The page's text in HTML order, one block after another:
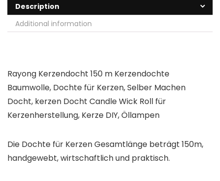
Description
Additional information
Rayong Kerzendocht 150 m Kerzendochte
Baumwolle, Dochte für Kerzen, Selber Machen
Docht, kerzen Docht Candle Wick Roll für
Kerzenherstellung, Kerze DIY, Öllampen
Die Dochte für Kerzen Gesamtlänge beträgt 150m,
handgewebt, wirtschaftlich und praktisch.